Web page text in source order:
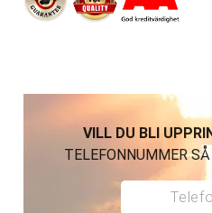
VILL DU BLI
TELEFONNUMMER